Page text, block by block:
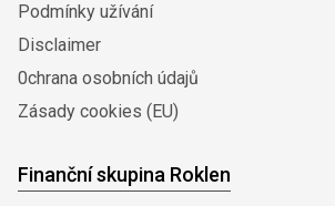
Podmínky užívání
Disclaimer
0chrana osobních údajů
Zásady cookies (EU)
Finanční skupina Roklen